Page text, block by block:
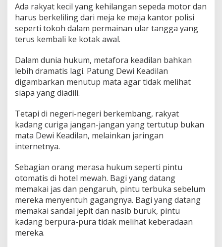
Ada rakyat kecil yang kehilangan sepeda motor dan
harus berkeliling dari meja ke meja kantor polisi
seperti tokoh dalam permainan ular tangga yang
terus kembali ke kotak awal.
Dalam dunia hukum, metafora keadilan bahkan
lebih dramatis lagi. Patung Dewi Keadilan
digambarkan menutup mata agar tidak melihat
siapa yang diadili.
Tetapi di negeri-negeri berkembang, rakyat
kadang curiga jangan-jangan yang tertutup bukan
mata Dewi Keadilan, melainkan jaringan
internetnya.
Sebagian orang merasa hukum seperti pintu
otomatis di hotel mewah. Bagi yang datang
memakai jas dan pengaruh, pintu terbuka sebelum
mereka menyentuh gagangnya. Bagi yang datang
memakai sandal jepit dan nasib buruk, pintu
kadang berpura-pura tidak melihat keberadaan
mereka.